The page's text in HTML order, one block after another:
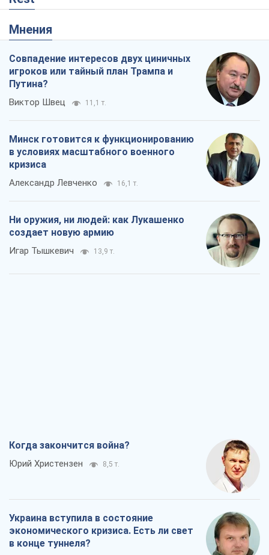
Мнения
Совпадение интересов двух циничных
игроков или тайный план Трампа и
Путина?
Виктор Швец 11,1 т.
Минск готовится к функционированию
в условиях масштабного военного
кризиса
Александр Левченко 16,1 т.
Ни оружия, ни людей: как Лукашенко
создает новую армию
Игар Тышкевич 13,9 т.
Когда закончится война?
Юрий Христензен 8,5 т.
Украина вступила в состояние
экономического кризиса. Есть ли свет
в конце туннеля?